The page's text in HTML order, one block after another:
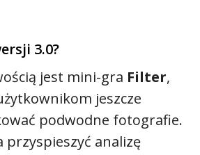
3.0?
jest mini-gra Filter,
jeszcze
podwodne fotografie.
przyspieszyć analizę